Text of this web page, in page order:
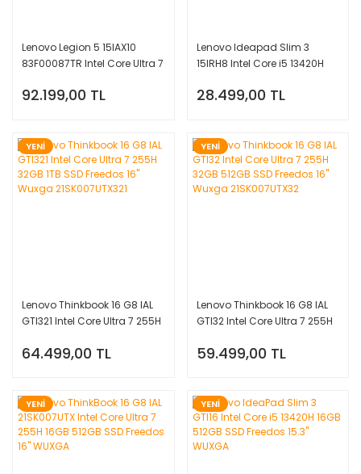
Lenovo Legion 5 15IAX10
83F00087TR Intel Core Ultra 7
5070 W11 Home 15.1''
92.199,00 TL
Lenovo Ideapad Slim 3
15IRH8 Intel Core i5 13420H
15.6'' FHD
28.499,00 TL
YENİ
Lenovo Thinkbook 16 G8 IAL
GTI321 Intel Core Ultra 7 255H
Wuxga 21SK007UTX321
64.499,00 TL
YENİ
Lenovo Thinkbook 16 G8 IAL
GTI32 Intel Core Ultra 7 255H
Wuxga 21SK007UTX32
59.499,00 TL
YENİ YENİ